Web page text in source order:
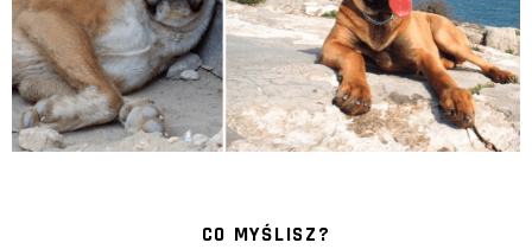
CO MYŚLISZ?